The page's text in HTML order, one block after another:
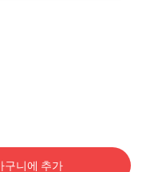
구니에 추가